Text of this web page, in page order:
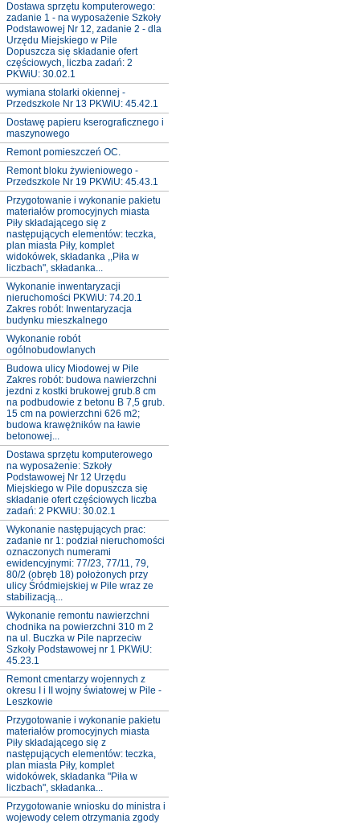
Dostawa sprzętu komputerowego:
zadanie 1 - na wyposażenie Szkoły
Podstawowej Nr 12, zadanie 2 - dla
Urzędu Miejskiego w Pile
Dopuszcza się składanie ofert
częściowych, liczba zadań: 2
PKWiU: 30.02.1
wymiana stolarki okiennej -
Przedszkole Nr 13 PKWiU: 45.42.1
Dostawę papieru kserograficznego i
maszynowego
Remont pomieszczeń OC.
Remont bloku żywieniowego -
Przedszkole Nr 19 PKWiU: 45.43.1
Przygotowanie i wykonanie pakietu
materiałów promocyjnych miasta
Piły składającego się z
następujących elementów: teczka,
plan miasta Piły, komplet
widokówek, składanka ,,Piła w
liczbach", składanka...
Wykonanie inwentaryzacji
nieruchomości PKWiU: 74.20.1
Zakres robót: Inwentaryzacja
budynku mieszkalnego
Wykonanie robót
ogólnobudowlanych
Budowa ulicy Miodowej w Pile
Zakres robót: budowa nawierzchni
jezdni z kostki brukowej grub.8 cm
na podbudowie z betonu B 7,5 grub.
15 cm na powierzchni 626 m2;
budowa krawężników na ławie
betonowej...
Dostawa sprzętu komputerowego
na wyposażenie: Szkoły
Podstawowej Nr 12 Urzędu
Miejskiego w Pile dopuszcza się
składanie ofert częściowych liczba
zadań: 2 PKWiU: 30.02.1
Wykonanie następujących prac:
zadanie nr 1: podział nieruchomości
oznaczonych numerami
ewidencyjnymi: 77/23, 77/11, 79,
80/2 (obręb 18) położonych przy
ulicy Śródmiejskiej w Pile wraz ze
stabilizacją...
Wykonanie remontu nawierzchni
chodnika na powierzchni 310 m 2
na ul. Buczka w Pile naprzeciw
Szkoły Podstawowej nr 1 PKWiU:
45.23.1
Remont cmentarzy wojennych z
okresu I i II wojny światowej w Pile -
Leszkowie
Przygotowanie i wykonanie pakietu
materiałów promocyjnych miasta
Piły składającego się z
następujących elementów: teczka,
plan miasta Piły, komplet
widokówek, składanka "Piła w
liczbach", składanka...
Przygotowanie wniosku do ministra i
wojewody celem otrzymania zgody